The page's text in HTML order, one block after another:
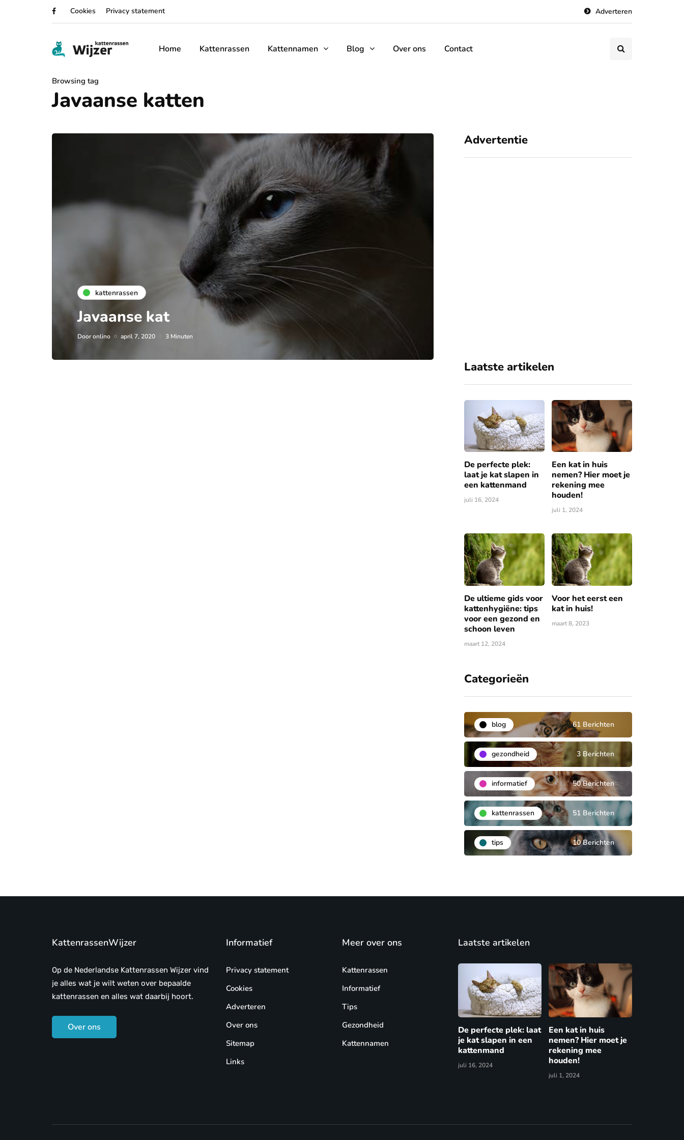
Cookies Privacy statement Adverteren
Home Kattenrassen Kattennamen Blog Over ons Contact
Browsing tag
Javaanse katten
kattenrassen
Javaanse kat
Dooronlino april 7, 2020 3 Minuten
Advertentie
Laatste artikelen
De perfecte plek:
laat je kat slapen in
een kattenmand
juli 16, 2024
Een kat in huis
nemen? Hier moet je
rekening mee
houden!
juli 1, 2024
De ultieme gids voor
kattenhygiëne: tips
voor een gezond en
schoon leven
maart 12, 2024
Voor het eerst een
kat in huis!
maart 8, 2023
Categorieën
blog 61 Berichten
gezondheid 3 Berichten
informatief 50 Berichten
kattenrassen 51 Berichten
tips 10 Berichten
KattenrassenWijzer
Op de Nederlandse Kattenrassen Wijzer vind
je alles wat je wilt weten over bepaalde
kattenrassen en alles wat daarbij hoort.
Over ons
Informatief
Privacy statement
Cookies
Adverteren
Over ons
Sitemap
Links
Meer over ons
Kattenrassen
Informatief
Tips
Gezondheid
Kattennamen
Laatste artikelen
De perfecte plek: laat
je kat slapen in een
kattenmand
juli 16, 2024
Een kat in huis
nemen? Hier moet je
rekening mee
houden!
juli 1, 2024